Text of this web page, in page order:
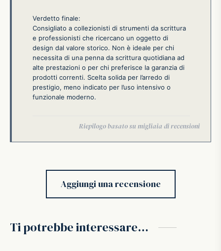
Verdetto finale:
Consigliato a collezionisti di strumenti da scrittura
e professionisti che ricercano un oggetto di
design dal valore storico. Non è ideale per chi
necessita di una penna da scrittura quotidiana ad
alte prestazioni o per chi preferisce la garanzia di
prodotti correnti. Scelta solida per l’arredo di
prestigio, meno indicato per l’uso intensivo o
funzionale moderno.
Aggiungi una recensione
Ti potrebbe interessare…